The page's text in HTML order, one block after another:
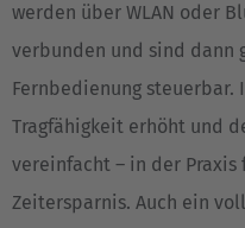
Italia
Italiano
werden über WLAN oder
verbunden und sind dann
Fernbedienung
Tragfähigkeit erhöht und
vereinfacht – in der
Zeitersparnis. Auch ein